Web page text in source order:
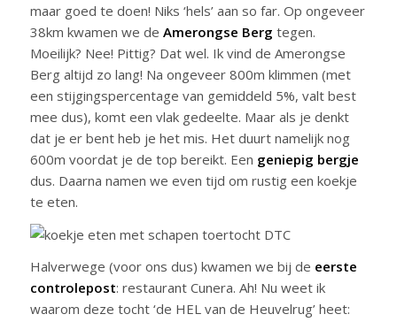
maar goed te doen! Niks ‘hels’ aan so far. Op ongeveer
38km kwamen we de Amerongse Berg tegen.
Moeilijk? Nee! Pittig? Dat wel. Ik vind de Amerongse
Berg altijd zo lang! Na ongeveer 800m klimmen (met
een stijgingspercentage van gemiddeld 5%, valt best
mee dus), komt een vlak gedeelte. Maar als je denkt
dat je er bent heb je het mis. Het duurt namelijk nog
600m voordat je de top bereikt. Een geniepig bergje
dus. Daarna namen we even tijd om rustig een koekje
te eten.
Halverwege (voor ons dus) kwamen we bij de eerste
controlepost: restaurant Cunera. Ah! Nu weet ik
waarom deze tocht ‘de HEL van de Heuvelrug’ heet: